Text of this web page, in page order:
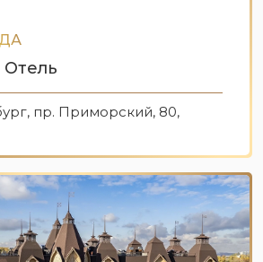
Отель
пр. Приморский, 80,